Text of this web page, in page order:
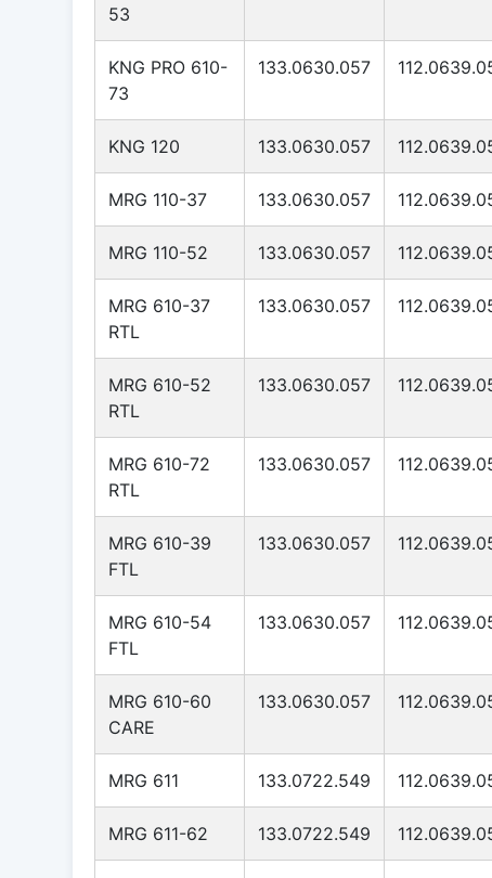
53
KNG PRO 610-
73
133.0630.057
KNG 120 133.0630.057
MRG 110-37 133.0630.057
MRG 110-52 133.0630.057
MRG 610-37
RTL
133.0630.057
MRG 610-52
RTL
133.0630.057
MRG 610-72
RTL
133.0630.057
MRG 610-39
FTL
133.0630.057
MRG 610-54
FTL
133.0630.057
MRG 610-60
CARE
133.0630.057
MRG 611 133.0722.549
MRG 611-62 133.0722.549